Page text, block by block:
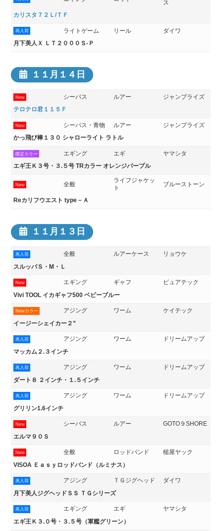
ス
カリスタ７２Ｌ/ＴＦ
再入荷 ライトゲーム リール ダイワ
月下美人Ｘ ＬＴ２０００Ｓ-Ｐ
１１月１４日
New シーバス ルアー ジャンプライズ
テロテロ君１１５Ｆ
New シーバス・青物 ルアー ジャンプライズ
かっ飛び棒１３０ シャローライト ラトル
限定カラー エギング エギ ヤマシタ
エギ王Ｋ３号・３.５号 TRカラー オレンジパープル
New 全般
ライフジャケッ
ト
ブルーストーン
Reカリフウエスト type－Ａ
１１月１３日
再入荷 全般 ルアーケース リョウケ
スルッパＳ・M・Ｌ
New エギング ギャフ ピュアテック
Vivi TOOL イカギャフ500 ベビーブルー
Newカラー アジング ワーム ケイテック
イージーシェイカー２”
再入荷 アジング ワーム ドリームアップ
マッカム２.３インチ
再入荷 アジング ワーム ドリームアップ
ダート８ ２インチ・１.５インチ
再入荷 アジング ワーム ドリームアップ
グリリン1.6インチ
New シーバス ルアー GOTO９SHORE
エルマ９０Ｓ
New 全般 ロッドバンド 槌屋ヤック
VISOA Ｅａｓｙロッドバンド（ルミナス）
再入荷 アジング ＴＧジグヘッド ダイワ
月下美人ジグヘッドＳＳ ＴＧシリーズ
再入荷 エギング エギ ヤマシタ
エギ王Ｋ３.０号・３.５号（軍艦グリーン）